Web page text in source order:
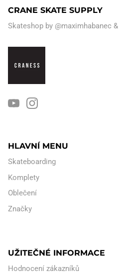
CRANE SKATE SUPPLY
Skateshop by @maximhabanec &
HLAVNÍ MENU
Skateboarding
Komplety
Oblečení
Značky
UŽITEČNÉ INFORMACE
Hodnocení zákazníků